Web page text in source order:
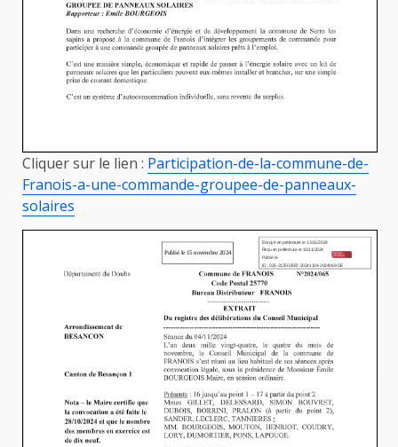
Cliquer sur le lien : Participation-de-la-commune-de-
Franois-a-une-commande-groupee-de-panneaux-
solaires